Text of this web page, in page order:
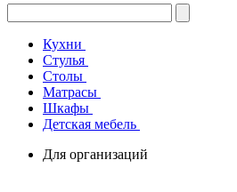
Кухни
Стулья
Столы
Матрасы
Шкафы
Детская мебель
Для организаций